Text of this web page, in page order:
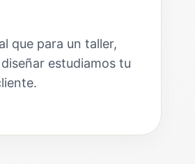
que para un taller,
estudiamos tu